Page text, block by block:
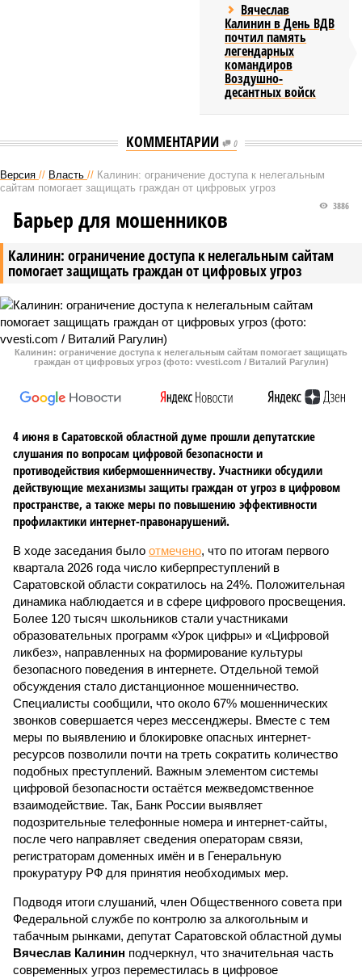
Вячеслав
Калинин в День ВДВ
почтил память
легендарных
командиров
Воздушно-
десантных войск
КОММЕНТАРИИ 0
Версия // Власть // Калинин: ограничение доступа к нелегальным
сайтам помогает защищать граждан от цифровых угроз
Калинин: ограничение доступа к нелегальным сайтам
помогает защищать граждан от цифровых угроз
3886
Барьер для мошенников
Калинин: ограничение доступа к нелегальным сайтам помогает защищать
граждан от цифровых угроз (фото: vvesti.com / Виталий Рагулин)
4 июня в Саратовской областной думе прошли депутатские
слушания по вопросам цифровой безопасности и
противодействия кибермошенничеству. Участники обсудили
действующие механизмы защиты граждан от угроз в цифровом
пространстве, а также меры по повышению эффективности
профилактики интернет-правонарушений.
В ходе заседания было отмечено, что по итогам первого
квартала 2026 года число киберпреступлений в
Саратовской области сократилось на 24%. Положительная
динамика наблюдается и в сфере цифрового просвещения.
Более 120 тысяч школьников стали участниками
образовательных программ «Урок цифры» и «Цифровой
ликбез», направленных на формирование культуры
безопасного поведения в интернете. Отдельной темой
обсуждения стало дистанционное мошенничество.
Специалисты сообщили, что около 67% мошеннических
звонков совершается через мессенджеры. Вместе с тем
меры по выявлению и блокировке опасных интернет-
ресурсов позволили почти на треть сократить количество
подобных преступлений. Важным элементом системы
цифровой безопасности остаётся межведомственное
взаимодействие. Так, Банк России выявляет
подозрительные телефонные номера и интернет-сайты,
после чего направляет сведения операторам связи,
регистраторам доменных имён и в Генеральную
прокуратуру РФ для принятия необходимых мер.
Подводя итоги слушаний, член Общественного совета при
Федеральной службе по контролю за алкогольным и
табачным рынками, депутат Саратовской областной думы
Вячеслав Калинин подчеркнул, что значительная часть
современных угроз переместилась в цифровое